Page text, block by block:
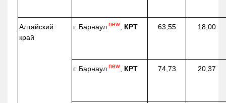
Алтайский
край
г. Барнаул new КРТ 63,55 18,00
г. Барнаул new КРТ 74,73 20,37